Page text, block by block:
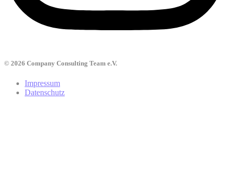
© 2026 Company Consulting Team e.V.
Impressum
Datenschutz